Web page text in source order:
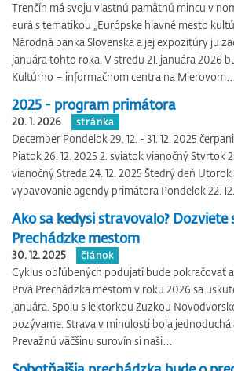
Trenčín má svoju vlastnú pamätnú mincu v
eurá s tematikou „Európske hlavné mesto
Národná banka Slovenska a jej expozitúry ju
januára tohto roka. V stredu 21. januára 2026
Kultúrno – informačnom centra na Mierovom…
2025 - program primátora
20. 1. 2026 stránka
December Pondelok 29. 12. - 31. 12. 2025
Piatok 26. 12. 2025 2. sviatok vianočný Štvrtok
vianočný Streda 24. 12. 2025 Štedrý deň Utorok
vybavovanie agendy primátora Pondelok 22.
Ako sa kedysi stravovalo? Dozviete
Prechádzke mestom
30. 12. 2025 článok
Cyklus obľúbených podujatí bude pokračovať
Prvá Prechádzka mestom v roku 2026 sa
januára. Spolu s lektorkou Zuzkou
pozývame. Strava v minulosti bola jednoduchá
Prevažnú väčšinu surovín si naši…